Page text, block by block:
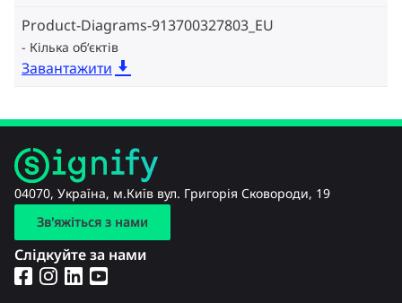
Product-Diagrams-913700327803_EU
Кілька об‘єктів
Завантажити
04070, Україна, м.Київ вул. Григорія Сковороди, 19
Зв'яжіться з нами
Слідкуйте за нами